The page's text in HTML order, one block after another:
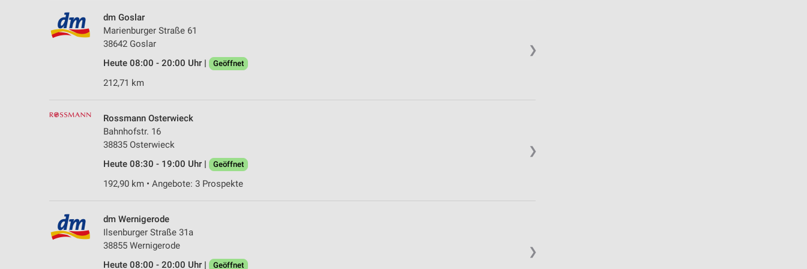
❯
dm Goslar
Marienburger Straße 61
38642 Goslar
Heute 08:00 - 20:00 Uhr |
Geöffnet
212,71 km
❯
Rossmann Osterwieck
Bahnhofstr. 16
38835 Osterwieck
Heute 08:30 - 19:00 Uhr |
Geöffnet
192,90 km • Angebote: 3 Prospekte
❯
dm Wernigerode
Ilsenburger Straße 31a
38855 Wernigerode
Heute 08:00 - 20:00 Uhr |
Geöffnet